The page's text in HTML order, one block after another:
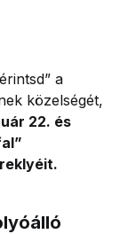
a
közelségét,
22. és